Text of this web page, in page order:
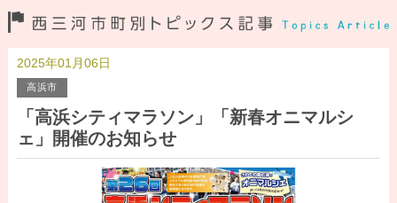
2025年01月06日
高浜市
「高浜シティマラソン」「新春オニマルシ
ェ」開催のお知らせ